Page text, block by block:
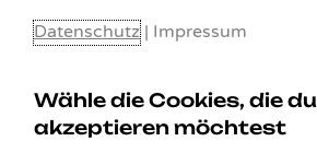
Datenschutz | Impressum
Wähle die Cookies, die du
akzeptieren möchtest